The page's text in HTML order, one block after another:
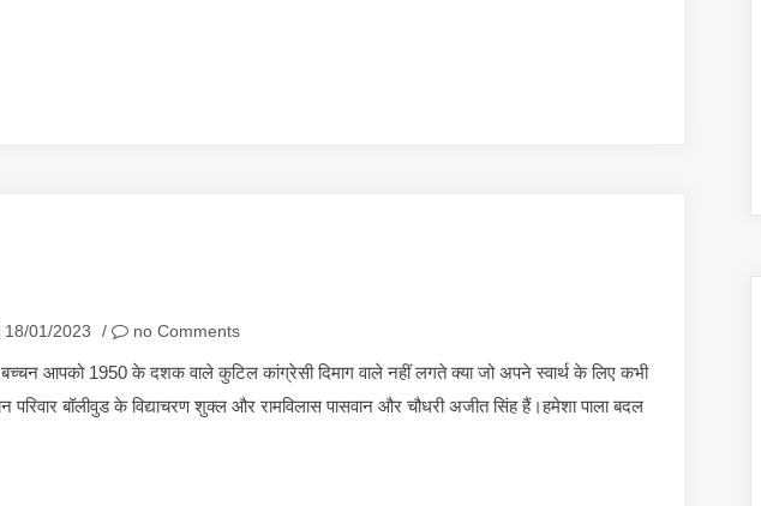
18/01/2023 / no Comments
आपको 1950 के दशक वाले कुटिल कांग्रेसी दिमाग वाले नहीं लगते क्या जो अपने स्वार्थ के लिए कभी
बॉलीवुड के विद्याचरण शुक्ल और रामविलास पासवान और चौधरी अजीत सिंह हैं।हमेशा पाला बदल